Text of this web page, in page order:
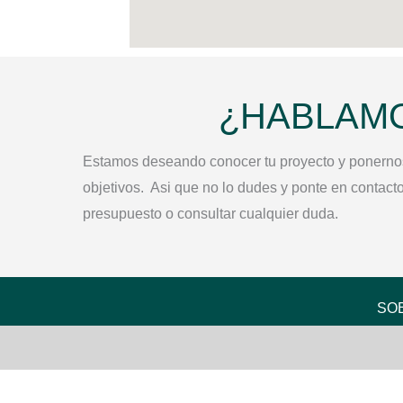
Estamos deseando conocer tu proyecto y
objetivos. Asi que no lo dudes y ponte en
presupuesto o consultar cualquier duda.